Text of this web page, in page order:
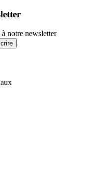
notre newsletter